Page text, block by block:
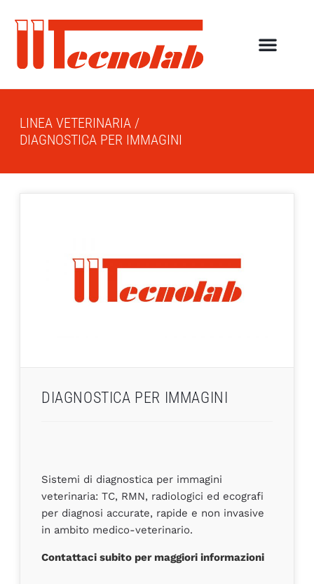
LINEA VETERINARIA /
DIAGNOSTICA PER IMMAGINI
DIAGNOSTICA PER IMMAGINI
Sistemi di diagnostica per immagini
veterinaria: TC, RMN, radiologici ed ecografi
per diagnosi accurate, rapide e non invasive
in ambito medico-veterinario.
Contattaci subito per maggiori informazioni